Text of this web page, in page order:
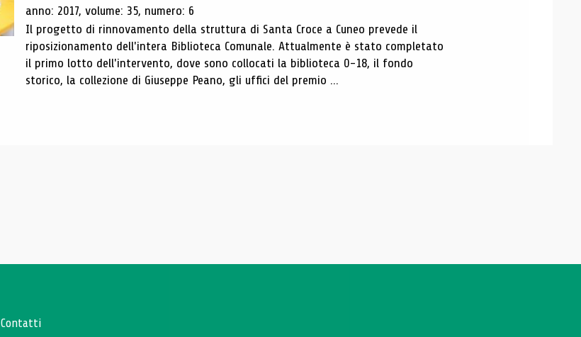
anno: 2017, volume: 35, numero: 6
Il progetto di rinnovamento della struttura di Santa Croce a Cuneo prevede il
riposizionamento dell'intera Biblioteca Comunale. Attualmente è stato completato
il primo lotto dell'intervento, dove sono collocati la biblioteca 0-18, il fondo
storico, la collezione di Giuseppe Peano, gli uffici del premio ...
Contatti